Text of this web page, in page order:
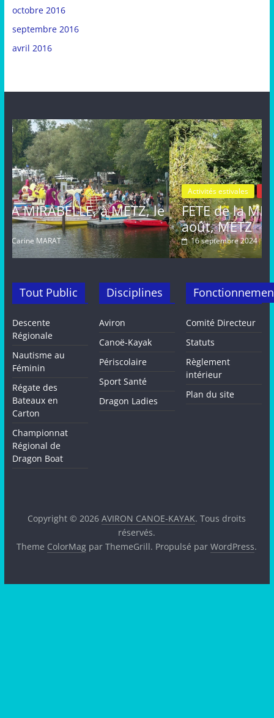
octobre 2016
septembre 2016
avril 2016
le
Activités estivales Actualités
FETE de la MIRABELLE, dimanche
août, METZ
16 septembre 2024 Carine MARAT
Tout Public
Descente
Régionale
Nautisme au
Féminin
Régate des
Bateaux en
Carton
Championnat
Régional de
Dragon Boat
Disciplines
Aviron
Canoë-Kayak
Périscolaire
Sport Santé
Dragon Ladies
Comité Directeur
Statuts
Règlement
intérieur
Plan du site
Copyright © 2026AVIRON CANOE-KAYAK. Tous droits
réservés.
Theme ColorMag par ThemeGrill. Propulsé parWordPress.